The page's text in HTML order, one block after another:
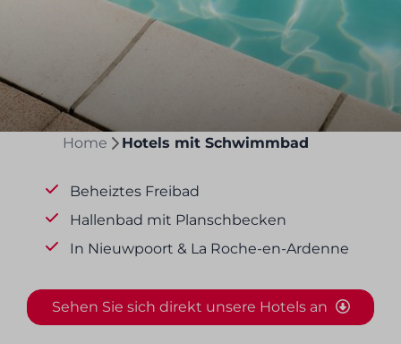
Home Hotels mit Schwimmbad
Beheiztes Freibad
Hallenbad mit Planschbecken
In Nieuwpoort & La Roche-en-Ardenne
Sehen Sie sich direkt unsere Hotels an